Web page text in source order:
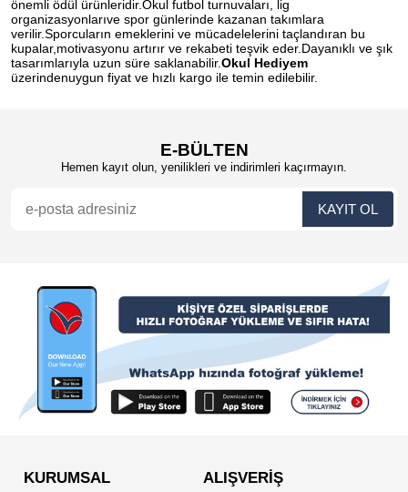
önemli ödül ürünleridir.Okul futbol turnuvaları, lig
organizasyonlarıve spor günlerinde kazanan takımlara
verilir.Sporcuların emeklerini ve mücadelelerini taçlandıran bu
kupalar,motivasyonu artırır ve rekabeti teşvik eder.Dayanıklı ve şık
tasarımlarıyla uzun süre saklanabilir.Okul Hediyem
üzerindenuygun fiyat ve hızlı kargo ile temin edilebilir.
E-BÜLTEN
Hemen kayıt olun, yenilikleri ve indirimleri kaçırmayın.
KURUMSAL ALIŞVERİŞ